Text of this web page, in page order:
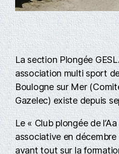
La section Plongée
association multi sport
Boulogne sur Mer
Gazelec) existe depuis
Le « Club plongée de
associative en décembre
avant tout sur la